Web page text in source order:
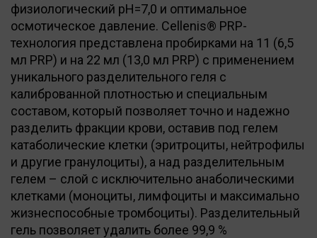
физиологический pH=7,0 и оптимальное
осмотическое давление. Cellenis® PRP-
технология представлена пробирками на 11 (6,5
мл PRP) и на 22 мл (13,0 мл PRP) с применением
уникального разделительного геля с
калиброванной плотностью и специальным
составом, который позволяет точно и надежно
разделить фракции крови, оставив под гелем
катаболические клетки (эритроциты, нейтрофилы
и другие гранулоциты), а над разделительным
гелем – слой с исключительно анаболическими
клетками (моноциты, лимфоциты и максимально
жизнеспособные тромбоциты). Разделительный
гель позволяет удалить более 99,9 %